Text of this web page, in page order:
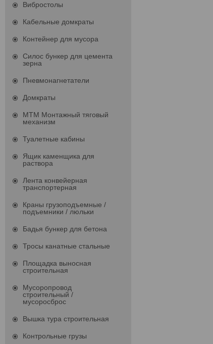
Вибростолы
Кабельные домкраты
Контейнер для мусора
Силос бункер для цемента
зерна
Пневмонагнетатели
Домкраты
МТМ Монтажный тяговый
механизм
Туалетные кабины
Ящик каменщика для
раствора
Лента конвейерная
транспортерная
Краны грузоподъемные /
подъемники / люльки
Бадья бункер для бетона
Тросы канатные стальные
Площадка выносная
строительная
Мусоропровод
строительный /
мусоросброс
Вышка тура строительная
Контрольные грузы